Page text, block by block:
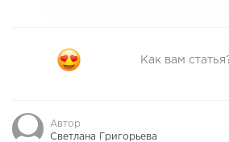
Как вам
Автор
Светлана Григорьева